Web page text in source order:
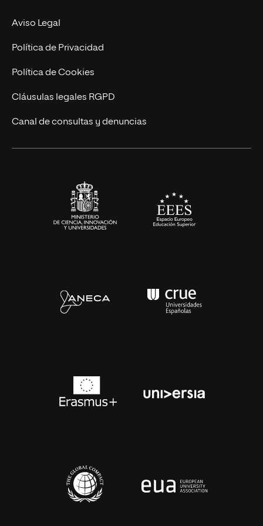
Experto Universitario
Postgrados
Cursos Universitarios
Nuestro Equipo
Trabaja en UNIR
Actualidad
UNIR Revista
Eventos
Aviso Legal
Política de Privacidad
Política de Cookies
Cláusulas legales RGPD
Canal de consultas y denuncias